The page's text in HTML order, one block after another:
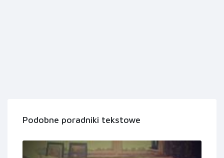
Podobne poradniki tekstowe